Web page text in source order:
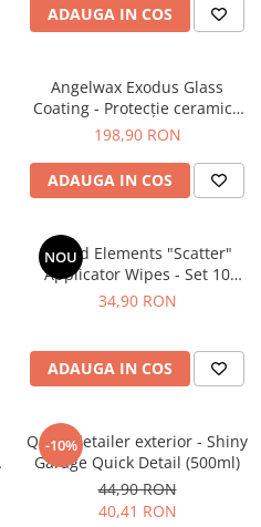
ADAUGA IN COS
Angelwax Exodus Glass
Coating - Protecție ceramică
profesională (50ml)
198,90 RON
ADAUGA IN COS
NOU
Liquid Elements "Scatter"
Applicator Wipes - Set 10
Lavete aplicare protectii
34,90 RON
ADAUGA IN COS
-10%
Quick detailer exterior - Shiny
Garage Quick Detail (500ml)
44,90 RON
40,41 RON